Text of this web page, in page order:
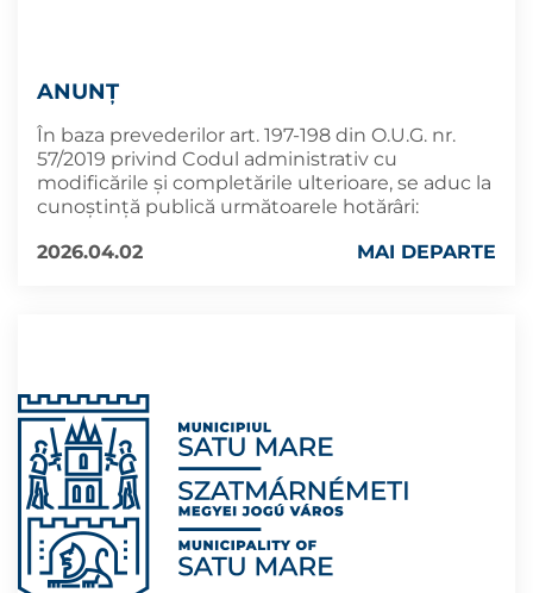
ANUNȚ
În baza prevederilor art. 197-198 din O.U.G. nr.
57/2019 privind Codul administrativ cu
modificările și completările ulterioare, se aduc la
cunoştinţă publică următoarele hotărâri:
2026.04.02
MAI DEPARTE